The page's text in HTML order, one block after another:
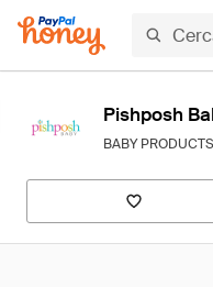
Pishposh
BABY PRODUCTS